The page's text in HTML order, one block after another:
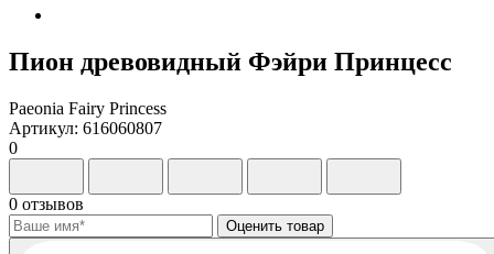
Пион древовидный Фэйри Принцесс
Paeonia Fairy Princess
Артикул: 616060807
0
0 отзывов